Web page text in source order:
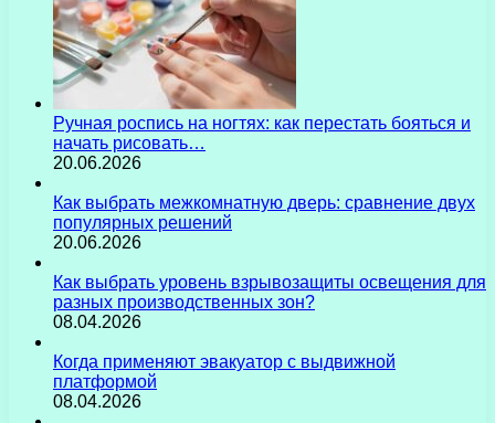
Ручная роспись на ногтях: как перестать бояться и
начать рисовать…
20.06.2026
Как выбрать межкомнатную дверь: сравнение двух
популярных решений
20.06.2026
Как выбрать уровень взрывозащиты освещения для
разных производственных зон?
08.04.2026
Когда применяют эвакуатор с выдвижной
платформой
08.04.2026